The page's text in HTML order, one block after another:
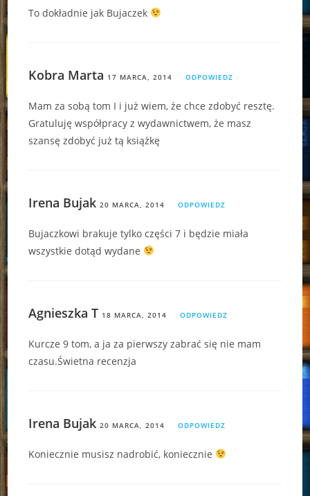
To dokładnie jak Bujaczek
Kobra Marta 17 MARCA, 2014 ODPOWIEDZ
Mam za sobą tom I i już wiem, że chce zdobyć resztę.
Gratuluję współpracy z wydawnictwem, że masz
szansę zdobyć już tą książkę
Irena Bujak 20 MARCA, 2014 ODPOWIEDZ
Bujaczkowi brakuje tylko części 7 i będzie miała
wszystkie dotąd wydane
Agnieszka T 18 MARCA, 2014 ODPOWIEDZ
Kurcze 9 tom, a ja za pierwszy zabrać się nie mam
czasu.Świetna recenzja
Irena Bujak 20 MARCA, 2014 ODPOWIEDZ
Koniecznie musisz nadrobić, koniecznie